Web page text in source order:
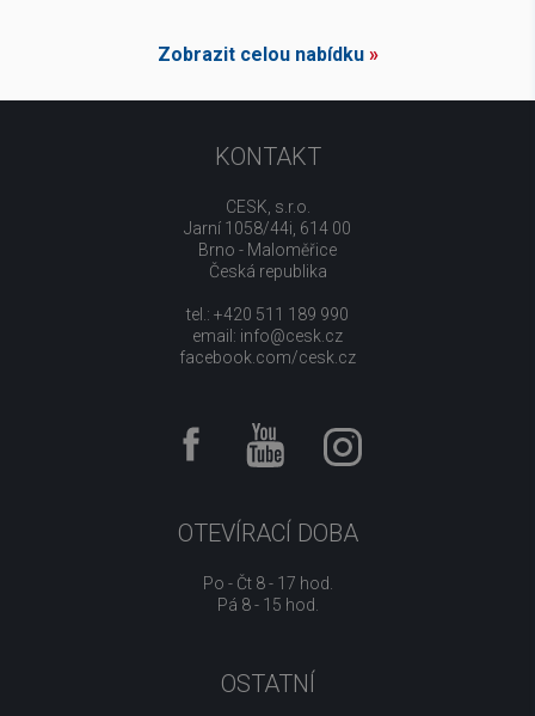
Zobrazit celou nabídku»
KONTAKT
CESK, s.r.o.
Jarní 1058/44i, 614 00
Brno - Maloměřice
Česká republika
tel.: +420 511 189 990
email: info@cesk.cz
facebook.com/cesk.cz
OTEVÍRACÍ DOBA
Po - Čt 8 - 17 hod.
Pá 8 - 15 hod.
OSTATNÍ